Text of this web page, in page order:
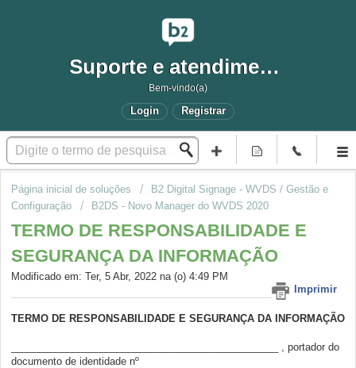
Suporte e atendimento
Bem-vindo(a)
Login Registrar
Página inicial de soluções
B2 Digital Signage - WVDS / Gestão e
Configuração
B2DS - Novo Manager do WVDS 2020
TERMO DE RESPONSABILIDADE E
SEGURANÇA DA INFORMAÇÃO
Imprimir
Modificado em: Ter, 5 Abr, 2022 na (o) 4:49 PM
TERMO DE RESPONSABILIDADE E SEGURANÇA DA INFORMAÇÃO
________________________________________________ , portador do
documento de identidade nº